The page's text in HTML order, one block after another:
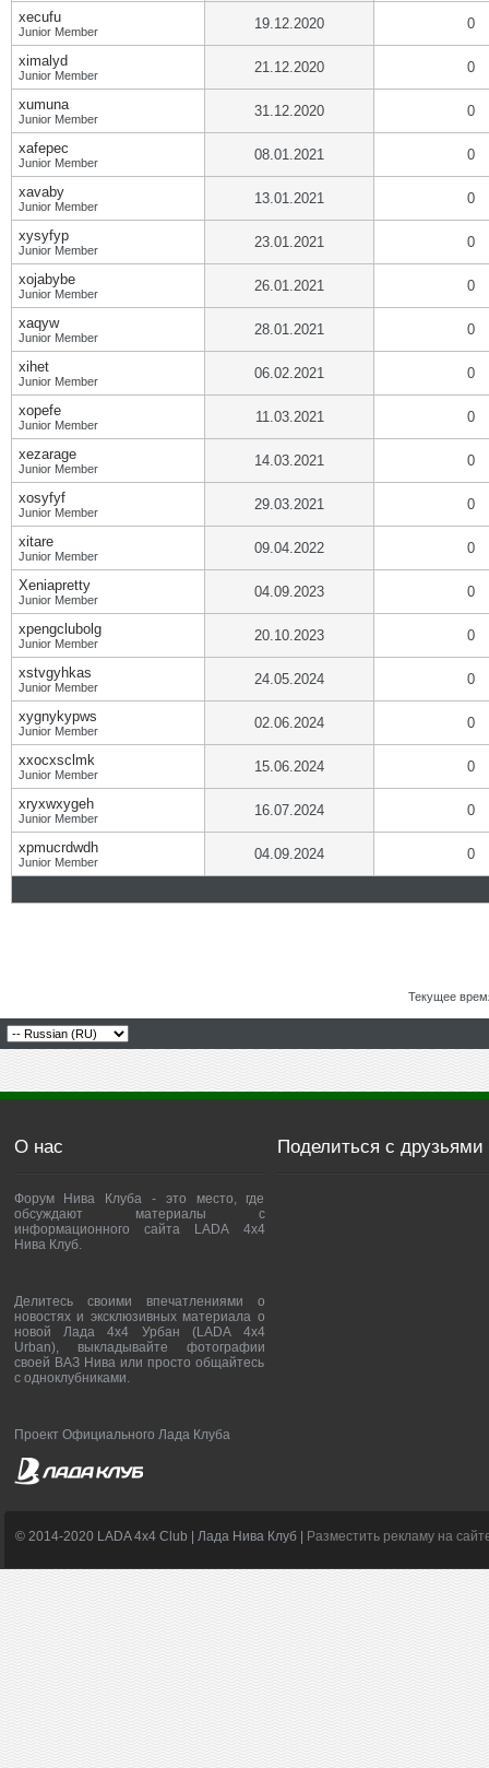
xecufu
Junior Member 19.12.2020 0
ximalyd
Junior Member 21.12.2020 0
xumuna
Junior Member 31.12.2020 0
xafepec
Junior Member 08.01.2021 0
xavaby
Junior Member 13.01.2021 0
xysyfyp
Junior Member 23.01.2021 0
xojabybe
Junior Member 26.01.2021 0
xaqyw
Junior Member 28.01.2021 0
xihet
Junior Member 06.02.2021 0
xopefe
Junior Member 11.03.2021 0
xezarage
Junior Member 14.03.2021 0
xosyfyf
Junior Member 29.03.2021 0
xitare
Junior Member 09.04.2022 0
Xeniapretty
Junior Member 04.09.2023 0
xpengclubolg
Junior Member 20.10.2023 0
xstvgyhkas
Junior Member 24.05.2024 0
xygnykypws
Junior Member 02.06.2024 0
xxocxsclmk
Junior Member 15.06.2024 0
xryxwxygeh
Junior Member 16.07.2024 0
xpmucrdwdh
Junior Member 04.09.2024 0
Текущее
О нас
Форум Нива Клуба - это место, где
обсуждают материалы с
информационного сайта LADA 4x4
Нива Клуб.
Делитесь своими впечатлениями о
новостях и эксклюзивных материала о
новой Лада 4х4 Урбан (LADA 4x4
Urban), выкладывайте фотографии
своей ВАЗ Нива или просто общайтесь
с одноклубниками.
Проект Официального Лада Клуба
Поделиться с друзьями
© 2014-2020 LADA 4x4 Club | Лада Нива Клуб | Разместить рекламу на